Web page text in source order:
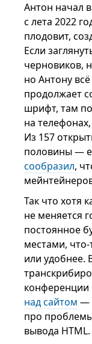
Антон начал
с лета 2022
плодовит,
Если
черновиков,
но Антону
продолжает
шрифт, там
на
Из 157
половины —
сообразил,
Так что хотя
не меняется
постоянное
местами,
или удобнее.
над сайтом —
про
вывода HTML.